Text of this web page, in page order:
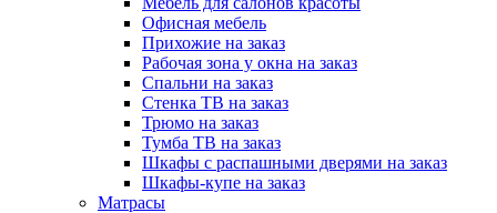
Офисная мебель
Прихожие на заказ
Рабочая зона у окна на заказ
Спальни на заказ
Стенка ТВ на заказ
Трюмо на заказ
Тумба ТВ на заказ
Шкафы с распашными дверями на заказ
Шкафы-купе на заказ
Матрасы